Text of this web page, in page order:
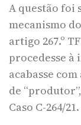
A questão foi
mecanismo
artigo 267.º
procedesse
acabasse
de
Caso C-264/21.